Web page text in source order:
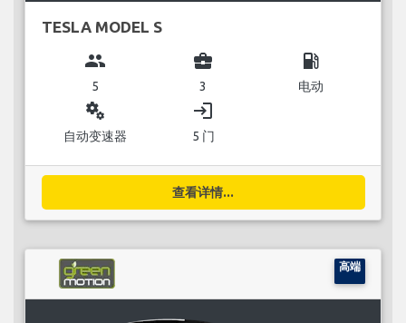
TESLA MODEL S
group
5
business_center
3
local_gas_station
电动
miscellaneous_services
自动变速器
login
5 门
查看详情...
高端